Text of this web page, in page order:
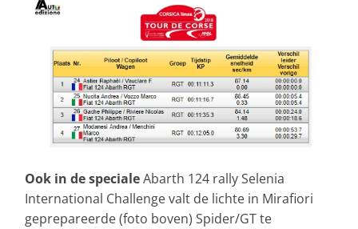
Ook in de specialeAbarth 124 rally Selenia
International Challenge valt de lichte in Mirafiori
geprepareerde (foto boven) Spider/GT te